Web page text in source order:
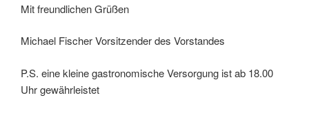
Mit freundlichen Grüßen
Michael Fischer Vorsitzender des Vorstandes
P.S. eine kleine gastronomische Versorgung ist ab 18.00
Uhr gewährleistet